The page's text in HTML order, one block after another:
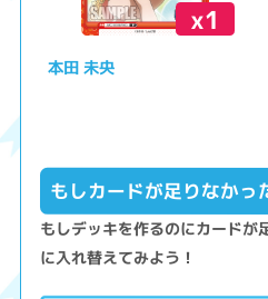
x1
本田 未央
もしカードが足りなか
もしデッキを作るのにカードが
に入れ替えてみよう！